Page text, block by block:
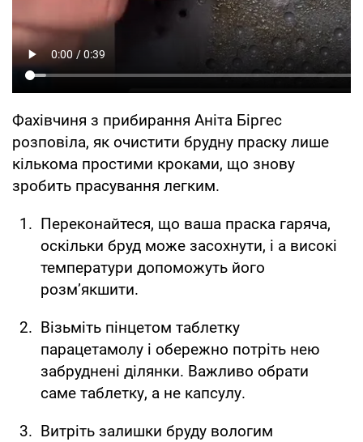
Фахівчиня з прибирання Аніта Біргес
розповіла, як очистити брудну праску лише
кількома простими кроками, що знову
зробить прасування легким.
Переконайтеся, що ваша праска гаряча,
оскільки бруд може засохнути, і а високі
температури допоможуть його
розм’якшити.
Візьміть пінцетом таблетку
парацетамолу і обережно потріть нею
забруднені ділянки. Важливо обрати
саме таблетку, а не капсулу.
Витріть залишки бруду вологим